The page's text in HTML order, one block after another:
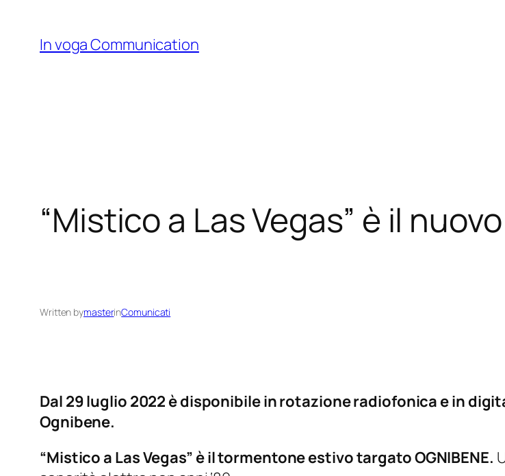
content
In voga Communication
“Mistico a Las Vegas” è il
Written bymasterinComunicati
Dal 29 luglio 2022 è disponibile in rotazione radiofonica e in
Ognibene.
“Mistico a Las Vegas” è il tormentone estivo targato OGNIBENE.